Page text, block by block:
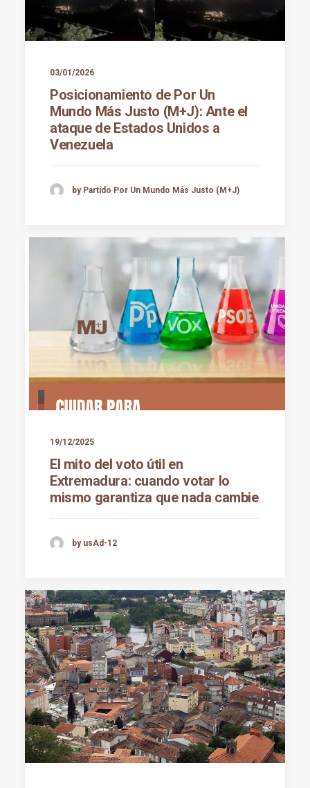
03/01/2026
Posicionamiento de Por Un
Mundo Más Justo (M+J): Ante el
ataque de Estados Unidos a
Venezuela
by Partido Por Un Mundo Más Justo (M+J)
19/12/2025
El mito del voto útil en
Extremadura: cuando votar lo
mismo garantiza que nada cambie
by usAd-12